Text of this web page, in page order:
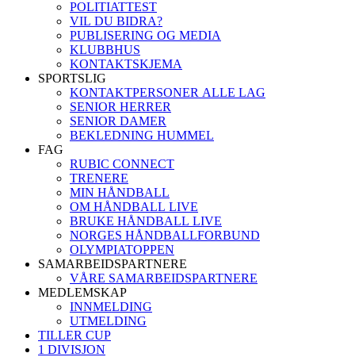
POLITIATTEST
VIL DU BIDRA?
PUBLISERING OG MEDIA
KLUBBHUS
KONTAKTSKJEMA
SPORTSLIG
KONTAKTPERSONER ALLE LAG
SENIOR HERRER
SENIOR DAMER
BEKLEDNING HUMMEL
FAG
RUBIC CONNECT
TRENERE
MIN HÅNDBALL
OM HÅNDBALL LIVE
BRUKE HÅNDBALL LIVE
NORGES HÅNDBALLFORBUND
OLYMPIATOPPEN
SAMARBEIDSPARTNERE
VÅRE SAMARBEIDSPARTNERE
MEDLEMSKAP
INNMELDING
UTMELDING
TILLER CUP
1 DIVISJON